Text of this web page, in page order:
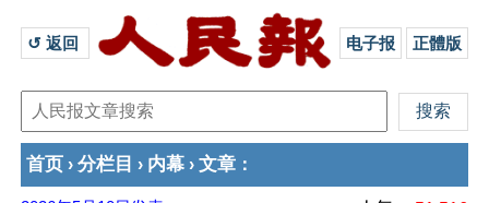
↺ 返回 电子报 正體版
首页 › 分栏目 › 内幕 › 文章 ：